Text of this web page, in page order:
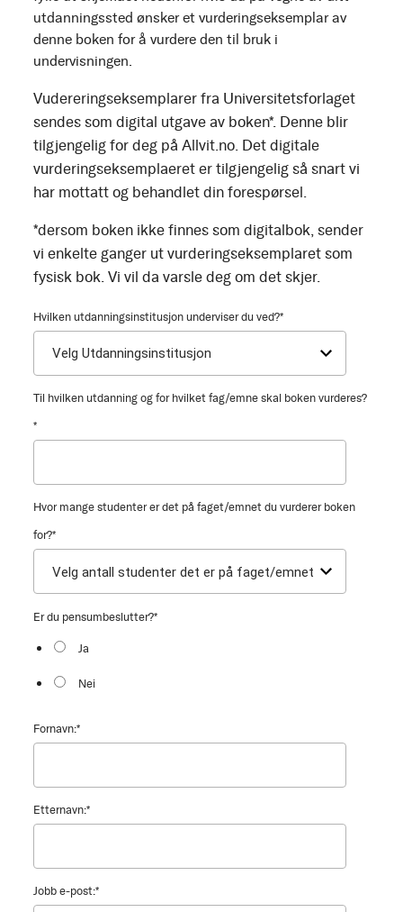
utdanningssted ønsker et vurderingseksemplar av
denne boken for å vurdere den til bruk i
undervisningen.
Vudereringseksemplarer fra Universitetsforlaget
sendes som digital utgave av boken*. Denne blir
tilgjengelig for deg på Allvit.no. Det digitale
vurderingseksemplaeret er tilgjengelig så snart vi
har mottatt og behandlet din forespørsel.
*dersom boken ikke finnes som digitalbok, sender
vi enkelte ganger ut vurderingseksemplaret som
fysisk bok. Vi vil da varsle deg om det skjer.
Hvilken utdanningsinstitusjon underviser du ved?*
Til hvilken utdanning og for hvilket fag/emne skal boken vurderes?
*
Hvor mange studenter er det på faget/emnet du vurderer boken
for?*
Er du pensumbeslutter?*
Ja
Nei
Fornavn:*
Etternavn:*
Jobb e-post:*